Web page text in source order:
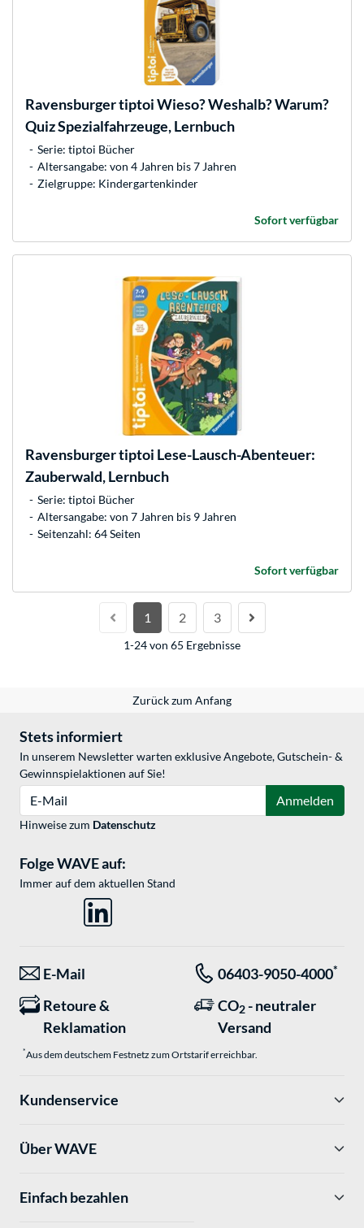
Ravensburgertiptoi Wieso? Weshalb? Warum?
Quiz Spezialfahrzeuge, Lernbuch
Serie: tiptoi Bücher
Altersangabe: von 4 Jahren bis 7 Jahren
Zielgruppe: Kindergartenkinder
Sofort verfügbar
Ravensburgertiptoi Lese-Lausch-Abenteuer:
Zauberwald, Lernbuch
Serie: tiptoi Bücher
Altersangabe: von 7 Jahren bis 9 Jahren
Seitenzahl: 64 Seiten
Sofort verfügbar
1 2 3
1-24 von 65 Ergebnisse
Zurück zum Anfang
Stets informiert
In unserem Newsletter warten exklusive Angebote, Gutschein- &
Gewinnspielaktionen auf Sie!
Anmelden
Hinweise zum Datenschutz
Folge WAVE auf:
Immer auf dem aktuellen Stand
E-Mail 06403-9050-4000*
Retoure &
Reklamation
CO2 - neutraler
Versand
*Aus dem deutschem Festnetz zum Ortstarif erreichbar.
Kundenservice
Über WAVE
Einfach bezahlen